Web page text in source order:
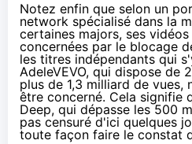
Notez enfin que selon un
network spécialisé dans la
certaines majors, ses
concernées par le blocage
les titres indépendants qui
AdeleVEVO, qui dispose de
plus de 1,3 milliard de vues,
être concerné. Cela signifie
Deep, qui dépasse les 500
pas censuré d'ici quelques
toute façon faire le constat